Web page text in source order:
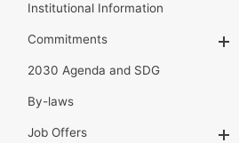
Institutional Information
Commitments
2030 Agenda and SDG
By-laws
Job Offers